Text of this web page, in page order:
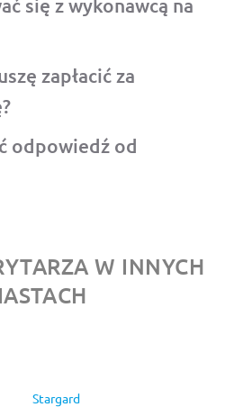
zapłacić za
odpowiedź od
W INNYCH
Stargard